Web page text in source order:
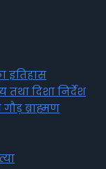
इतिहास
दिशा निर्देश
ब्राह्मण